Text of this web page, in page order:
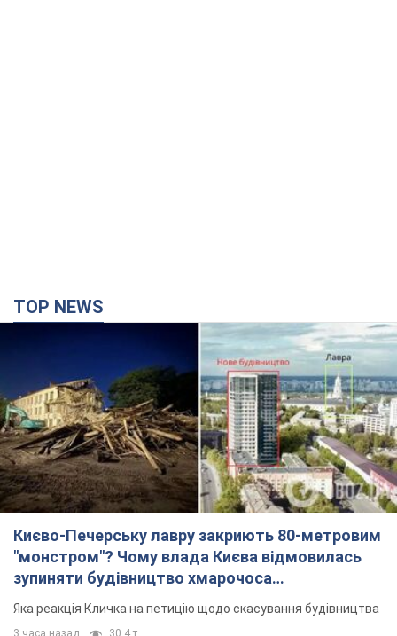
TOP NEWS
Києво-Печерську лавру закриють 80-метровим
"монстром"? Чому влада Києва відмовилась
зупиняти будівництво хмарочоса
"московського вірянина"
Яка реакція Кличка на петицію щодо скасування будівництва
3 часа назад 30,4 т.